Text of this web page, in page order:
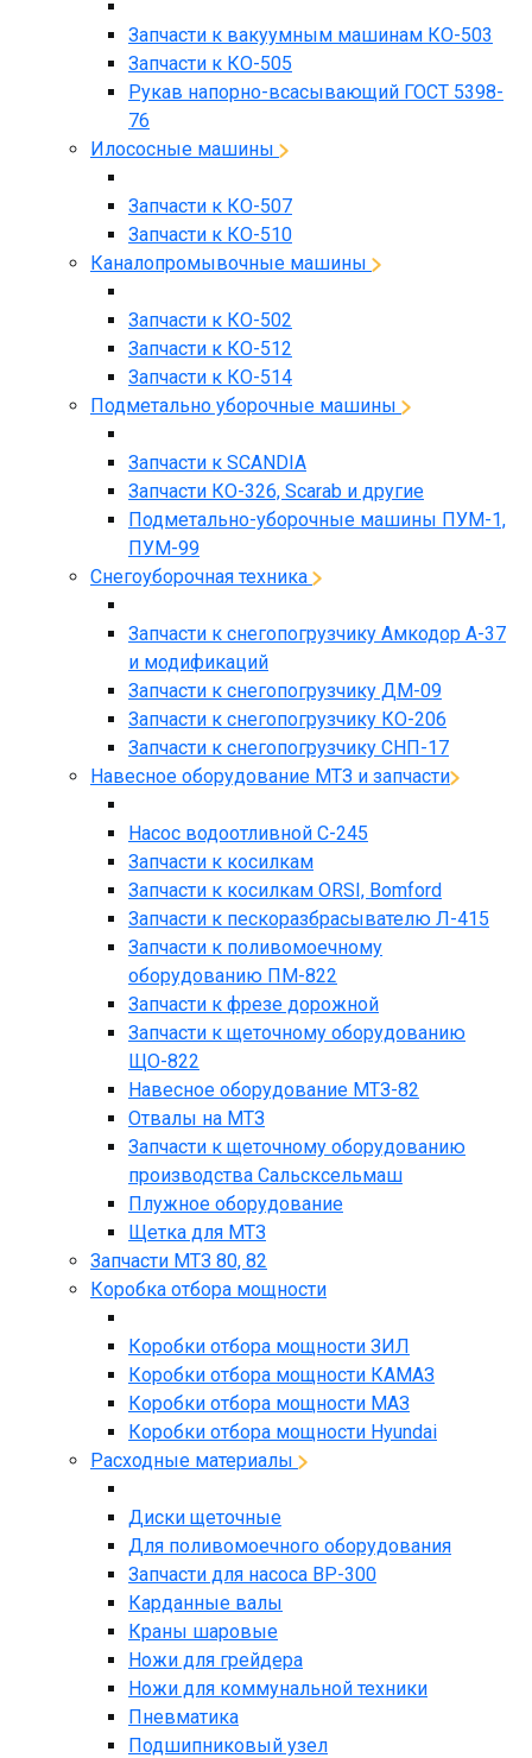
Запчасти к вакуумным машинам КО-503
Запчасти к КО-505
Рукав напорно-всасывающий ГОСТ 5398-
76
Илососные машины
Запчасти к КО-507
Запчасти к КО-510
Каналопромывочные машины
Запчасти к КО-502
Запчасти к КО-512
Запчасти к КО-514
Подметально уборочные машины
Запчасти к SCANDIA
Запчасти КО-326, Scarab и другие
Подметально-уборочные машины ПУМ-1,
ПУМ-99
Снегоуборочная техника
Запчасти к снегопогрузчику Амкодор А-37
и модификаций
Запчасти к снегопогрузчику ДМ-09
Запчасти к снегопогрузчику КО-206
Запчасти к снегопогрузчику СНП-17
Навесное оборудование МТЗ и запчасти
Насос водоотливной С-245
Запчасти к косилкам
Запчасти к косилкам ORSI, Bomford
Запчасти к пескоразбрасывателю Л-415
Запчасти к поливомоечному
оборудованию ПМ-822
Запчасти к фрезе дорожной
Запчасти к щеточному оборудованию
ЩО-822
Навесное оборудование МТЗ-82
Отвалы на МТЗ
Запчасти к щеточному оборудованию
производства Сальсксельмаш
Плужное оборудование
Щетка для МТЗ
Запчасти МТЗ 80, 82
Коробка отбора мощности
Коробки отбора мощности ЗИЛ
Коробки отбора мощности КАМАЗ
Коробки отбора мощности МАЗ
Коробки отбора мощности Hyundai
Расходные материалы
Диски щеточные
Для поливомоечного оборудования
Запчасти для насоса BP-300
Карданные валы
Краны шаровые
Ножи для грейдера
Ножи для коммунальной техники
Пневматика
Подшипниковый узел